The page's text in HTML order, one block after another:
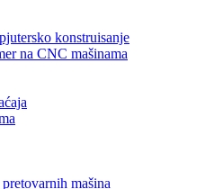
konstruisanje
na CNC mašinama
mašina